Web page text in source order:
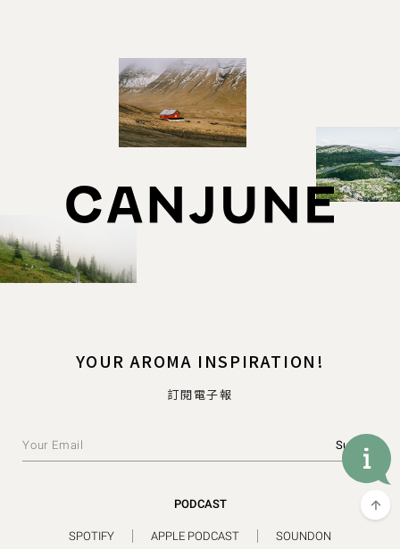
YOUR AROMA INSPIRATION!
訂閱電子報
PODCAST
SPOTIFY SOUNDON
APPLE PODCAST